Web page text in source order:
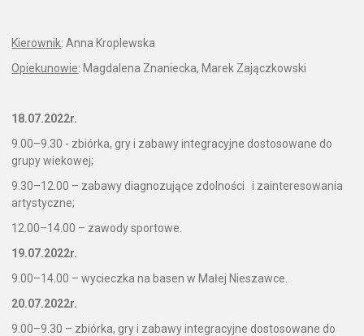
Kierownik: Anna Kroplewska
Opiekunowie: Magdalena Znaniecka, Marek Zajączkowski
18.07.2022r.
9.00–9.30 - zbiórka, gry i zabawy integracyjne dostosowane do
grupy wiekowej;
9.30–12.00 – zabawy diagnozujące zdolności i zainteresowania
artystyczne;
12.00–14.00 – zawody sportowe.
19.07.2022r.
9.00–14.00 – wycieczka na basen w Małej Nieszawce.
20.07.2022r.
9.00–9.30 – zbiórka, gry i zabawy integracyjne dostosowane do